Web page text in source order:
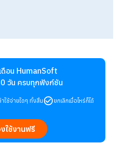
ดือน HumanSoft
วัน ครบทุกฟังก์ชัน
าใช้จ่ายใดๆ ทั้งสิ้น ยกเลิกเมื่อไหร่ก็ได้
ใช้งานฟรี